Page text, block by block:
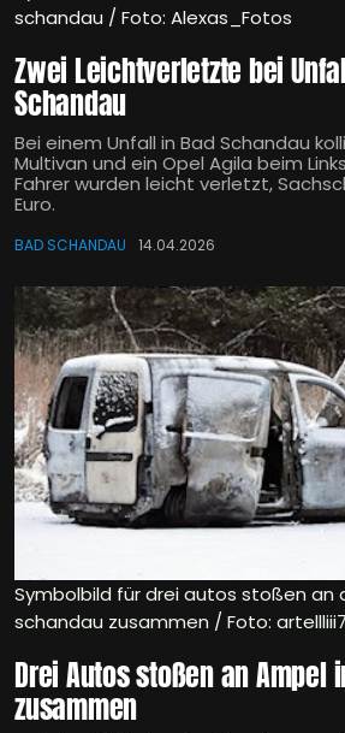
schandau / Foto: Alexas_Fotos
Zwei Leichtverletzte bei
Schandau
Bei einem Unfall in Bad Schandau
Multivan und ein Opel Agila beim
Fahrer wurden leicht verletzt,
Euro.
BAD SCHANDAU 14.04.2026
Symbolbild für drei autos stoßen an
schandau zusammen / Foto:
Drei Autos stoßen an Ampel
zusammen